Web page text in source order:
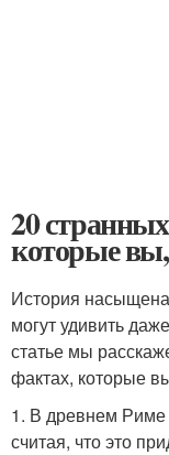
20
которые вы,
История
могут удивить
статье мы
фактах, которые
1. В древнем Риме
считая, что это